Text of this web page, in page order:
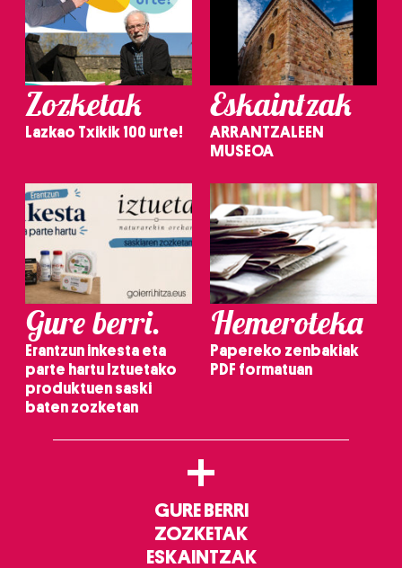
Zozketak
Lazkao Txikik 100 urte!
Eskaintzak
ARRANTZALEEN
MUSEOA
Gure berri.
Erantzun inkesta eta
parte hartu Iztuetako
produktuen saski
baten zozketan
Hemeroteka
Papereko zenbakiak
PDF formatuan
+
GURE BERRI
ZOZKETAK
ESKAINTZAK